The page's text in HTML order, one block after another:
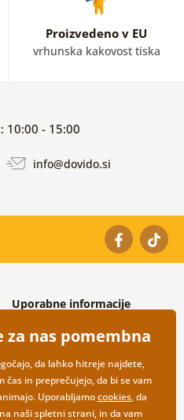
Proizvedeno v EU
vrhunska kakovost tiska
10:00 - 15:00
info@dovido.si
Uporabne informacije
Pogosto zastavljena vprašanja
Kontakti
Veleprodaja
za nas pomembna
da lahko hitreje najdete,
in preprečujejo, da bi se vam
Uporabljamocookies, da
naši spletni strani, in da vam